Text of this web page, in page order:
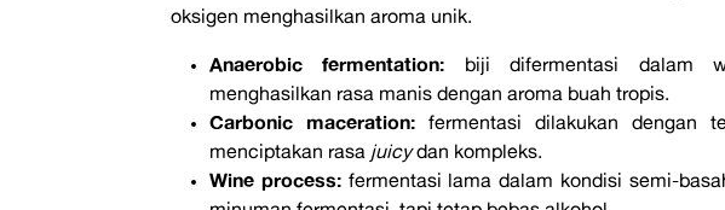
oksigen menghasilkan aroma unik.
Anaerobic fermentation: biji difermentasi dalam
menghasilkan rasa manis dengan aroma buah tropis.
Carbonic maceration:fermentasi dilakukan dengan
menciptakan rasa juicydan kompleks.
Wine process:fermentasi lama dalam kondisi semi-